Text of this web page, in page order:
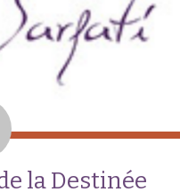
la Destinée